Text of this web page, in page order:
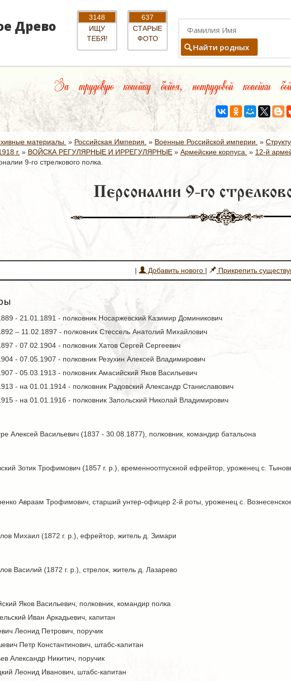
Древо
3148
ИЩУ
ТЕБЯ!
637
СТАРЫЕ
ФОТО
Найти родных
За трудовую копейку бейся, нетрудовой копейки
материалы. » Российская Империя. » Военные Российской империи. »
г. » ВОЙСКА РЕГУЛЯРНЫЕ И ИРРЕГУЛЯРНЫЕ » Армейские корпуса. » 12-й
9-го стрелкового полка.
Персоналии 9-го
| Добавить нового | Прикрепить
- 21.01.1891 - полковник Носаржевский Казимир Доминикович
– 11.02.1897 - полковник Стессель Анатолий Михайлович
- 07.02.1904 - полковник Хатов Сергей Сергеевич
- 07.05.1907 - полковник Резухин Алексей Владимирович
- 05.03.1913 - полковник Амасийский Яков Васильевич
- на 01.01.1914 - полковник Радовский Александр Станиславович
- на 01.01.1916 - полковник Запольский Николай Владимирович
Алексей Васильевич (1837 - 30.08.1877), полковник, командир батальона
Зотик Трофимович (1857 г. р.), временноотпускной ефрейтор, уроженец с.
Авраам Трофимович, старший унтер-офицер 2-й роты, уроженец с.
Михаил (1872 г. р.), ефрейтор, житель д. Зимари
Василий (1872 г. р.), стрелок, житель д. Лазарево
Яков Васильевич, полковник, командир полка
Иван Аркадьевич, капитан
Леонид Петрович, поручик
Петр Константинович, штабс-капитан
Александр Никитич, поручик
Леонид Иванович, штабс-капитан